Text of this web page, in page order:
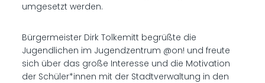
umgesetzt werden.
Bürgermeister Dirk Tolkemitt begrüßte die
Jugendlichen im Jugendzentrum @on! und freute
sich über das große Interesse und die Motivation
der Schüler*innen mit der Stadtverwaltung in den